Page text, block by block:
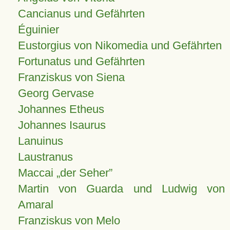
Cancianus und Gefährten
Éguinier
Eustorgius von Nikomedia und Gefährten
Fortunatus und Gefährten
Franziskus von Siena
Georg Gervase
Johannes Etheus
Johannes Isaurus
Lanuinus
Laustranus
Maccai „der Seher”
Martin von Guarda und Ludwig von
Amaral
Franziskus von Melo